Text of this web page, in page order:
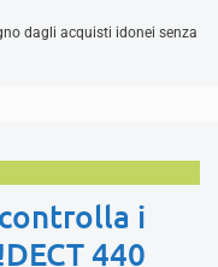
dagli acquisti idonei senza
i
440